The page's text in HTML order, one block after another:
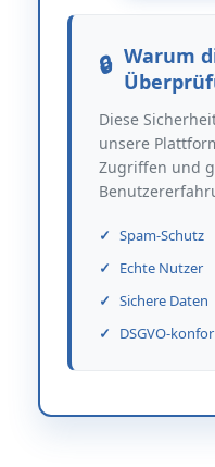
Warum
Diese
unsere
Zugriffen und
Spam-Schutz
Echte Nutzer
Sichere Daten
DSGVO-